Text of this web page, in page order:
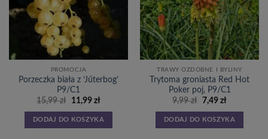
PROMOCJA
Porzeczka biała z ‘Jűterbog’
P9/C1
15,99zł
Pierwotna
wynosiła:
15,99 zł.
11,99 złAktualna
wynosi:
11,99 zł.
DODAJ DO KOSZYKA
TRAWY OZDOBNE I BYLINY
Trytoma groniasta Red Hot
Poker poj, P9/C1
9,99zł
Pierwotna
wynosiła:
9,99 zł.
7,49 złAktualna
wynosi:
7,49 zł.
DODAJ DO KOSZYKA